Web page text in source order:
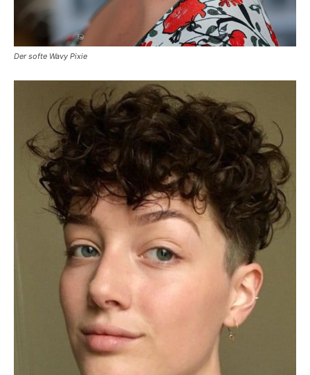
Der softe Wavy Pixie